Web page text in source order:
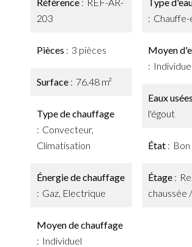
203
Pièces 3 pièces
Surface 76.48 m²
Type de chauffage
Convecteur,
Climatisation
Énergie de chauffage
Gaz, Electrique
Moyen de chauffage
Individuel
Chauffe-
Moyen
Eaux usées
l'égout
État
Étage
chaussée